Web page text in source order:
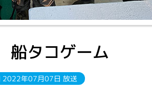
タコゲーム
2022年07月07日 放送